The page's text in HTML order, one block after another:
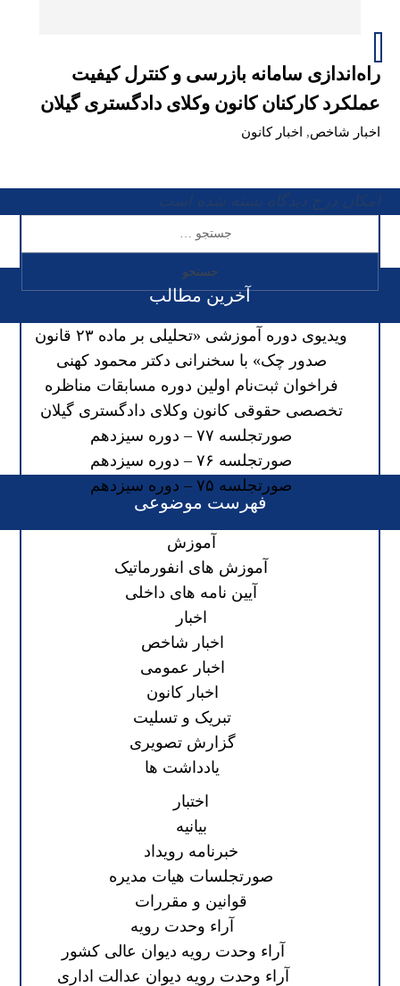
راه‌اندازی سامانه بازرسی و کنترل کیفیت
عملکرد کارکنان کانون وکلای دادگستری گیلان
اخبار شاخص, اخبار کانون
آخرین مطالب
ویدیوی دوره آموزشی «تحلیلی بر ماده ۲۳ قانون
صدور چک» با سخنرانی دکتر محمود کهنی
فراخوان ثبت‌نام اولین دوره مسابقات مناظره
تخصصی حقوقی کانون وکلای دادگستری گیلان
صورتجلسه ۷۷ – دوره سیزدهم
صورتجلسه ۷۶ – دوره سیزدهم
صورتجلسه ۷۵ – دوره سیزدهم
فهرست موضوعی
آموزش
آموزش های انفورماتیک
آیین نامه های داخلی
اخبار
اخبار شاخص
اخبار عمومی
اخبار کانون
تبریک و تسلیت
گزارش تصویری
یادداشت ها
اختبار
بیانیه
خبرنامه رویداد
صورتجلسات هیات مدیره
قوانین و مقررات
آراء وحدت رویه
آراء وحدت رویه دیوان عالی کشور
آراء وحدت رویه دیوان عدالت اداری